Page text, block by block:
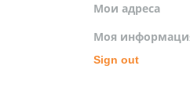
Мои адреса
Моя
Sign out